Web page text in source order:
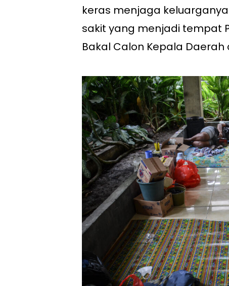
keras menjaga keluarganya
sakit yang menjadi tempat
Bakal Calon Kepala Daerah